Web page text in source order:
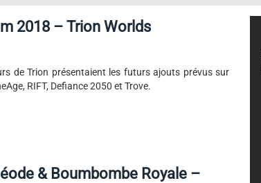
2018 – Trion Worlds
de Trion présentaient les futurs ajouts prévus sur
RIFT, Defiance 2050 et Trove.
& Boumbombe Royale –